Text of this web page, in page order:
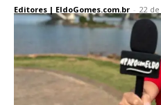
Editores | EldoGomes.com.br - 22